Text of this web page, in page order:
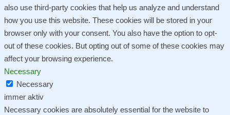
also use third-party cookies that help us analyze and understand
how you use this website. These cookies will be stored in your
browser only with your consent. You also have the option to opt-
out of these cookies. But opting out of some of these cookies may
affect your browsing experience.
Necessary
Necessary
immer aktiv
Necessary cookies are absolutely essential for the website to